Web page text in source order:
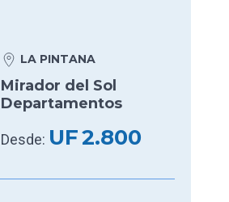
LA PINTANA
Mirador del Sol
Departamentos
Desde: UF2.800